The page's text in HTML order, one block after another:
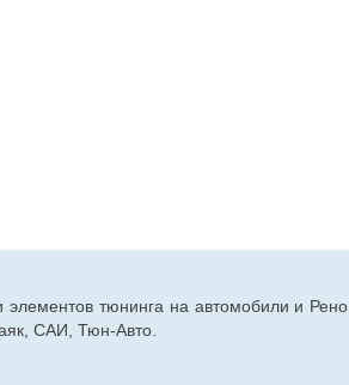
тюнинга на автомобили и Рено.
САИ, Тюн-Авто.